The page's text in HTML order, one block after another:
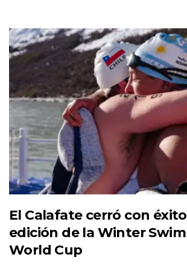
El Calafate cerró con
edición de la Winter
World Cup